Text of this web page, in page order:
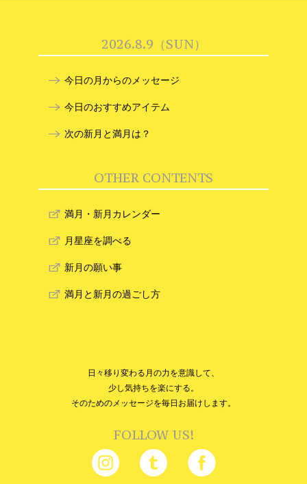
2026.8.9（SUN）
今日の月からのメッセージ
今日のおすすめアイテム
次の新月と満月は？
OTHER CONTENTS
満月・新月カレンダー
月星座を調べる
新月の願い事
満月と新月の過ごし方
日々移り変わる月の力を意識して、
少し気持ちを楽にする。
そのためのメッセージを毎日お届けします。
FOLLOW US!